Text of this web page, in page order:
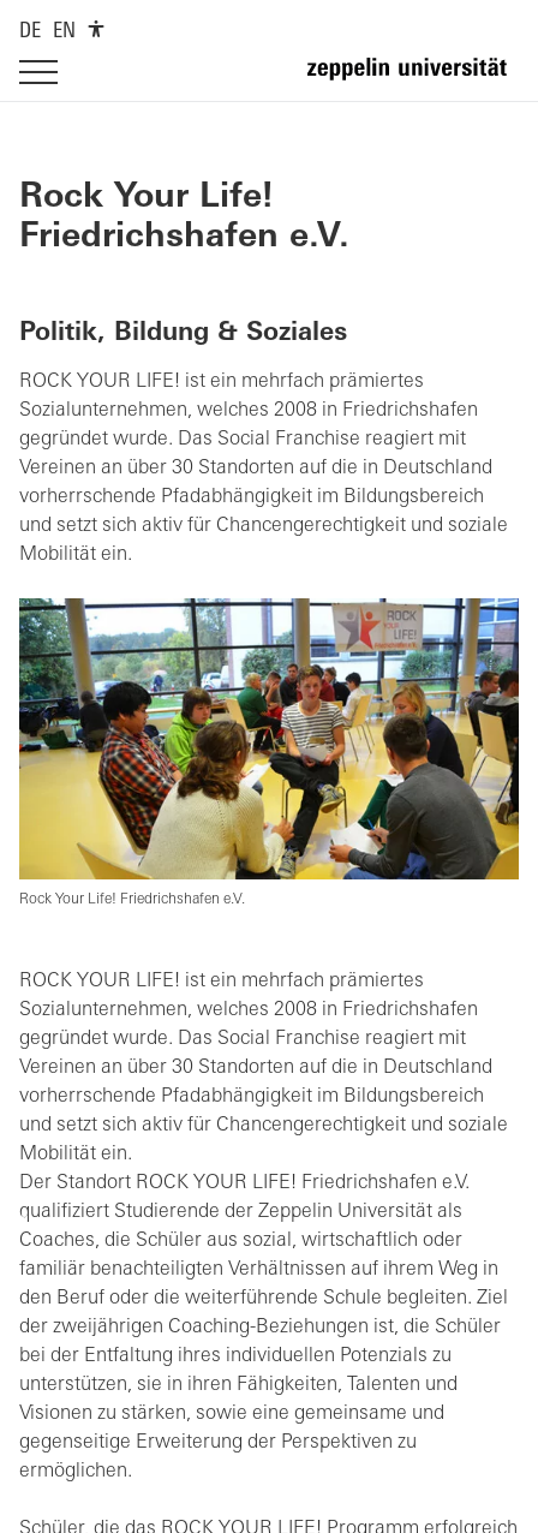
DE EN
Rock Your Life!
Friedrichshafen e.V.
Politik, Bildung & Soziales
ROCK YOUR LIFE! ist ein mehrfach prämiertes
Sozialunternehmen, welches 2008 in Friedrichshafen
gegründet wurde. Das Social Franchise reagiert mit
Vereinen an über 30 Standorten auf die in Deutschland
vorherrschende Pfadabhängigkeit im Bildungsbereich
und setzt sich aktiv für Chancengerechtigkeit und soziale
Mobilität ein.
Rock Your Life! Friedrichshafen e.V.
ROCK YOUR LIFE! ist ein mehrfach prämiertes
Sozialunternehmen, welches 2008 in Friedrichshafen
gegründet wurde. Das Social Franchise reagiert mit
Vereinen an über 30 Standorten auf die in Deutschland
vorherrschende Pfadabhängigkeit im Bildungsbereich
und setzt sich aktiv für Chancengerechtigkeit und soziale
Mobilität ein.
Der Standort ROCK YOUR LIFE! Friedrichshafen e.V.
qualifiziert Studierende der Zeppelin Universität als
Coaches, die Schüler aus sozial, wirtschaftlich oder
familiär benachteiligten Verhältnissen auf ihrem Weg in
den Beruf oder die weiterführende Schule begleiten. Ziel
der zweijährigen Coaching-Beziehungen ist, die Schüler
bei der Entfaltung ihres individuellen Potenzials zu
unterstützen, sie in ihren Fähigkeiten, Talenten und
Visionen zu stärken, sowie eine gemeinsame und
gegenseitige Erweiterung der Perspektiven zu
ermöglichen.